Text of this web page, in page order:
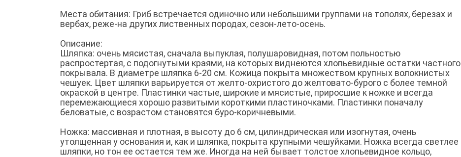
Места обитания: Гриб встречается одиночно или небольшими группами на тополях, березах и
вербах, реже-на других лиственных породах, сезон-лето-осень.
Описание:
Шляпка: очень мясистая, сначала выпуклая, полушаровидная, потом польностью
распростертая, с подогнутыми краями, на которых виднеются хлопьевидные остатки частного
покрывала. В диаметре шляпка 6-20 см. Кожица покрыта множеством крупных волокнистых
чешуек. Цвет шляпки варьируется от желто-охристого до желтовато-бурого с более темной
окраской в центре. Пластинки частые, широкие и мясистые, приросшие к ножке и всегда
перемежающиеся хорошо развитыми короткими пластиночками. Пластинки поначалу
беловатые, с возрастом становятся буро-коричневыми.
Ножка: массивная и плотная, в высоту до 6 см, цилиндрическая или изогнутая, очень
утолщенная у основания и, как и шляпка, покрыта крупными чешуйками. Ножка всегда светлее
шляпки, но тон ее остается тем же. Иногда на ней бывает толстое хлопьевидное кольцо,